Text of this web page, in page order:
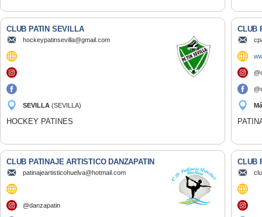
CLUB PATIN SEVILLA
hockeypatinsevilla@gmail.com
SEVILLA (SEVILLA)
HOCKEY PATINES
CLUB
CLUB PATINAJE ARTISTICO DANZAPATIN
patinajeartisticohuelva@hotmail.com
@danzapatin
CLUB